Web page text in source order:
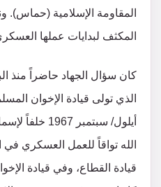
المقاومة الإسلامية (حماس).
المكثف لبدايات عملها
كان سؤال الجهاد حاضراً منذ
الذي تولى قيادة الإخوان
أيلول/ سبتمبر
الله تواقاً للعمل العسكري
قيادة القطاع، وفي قيادة